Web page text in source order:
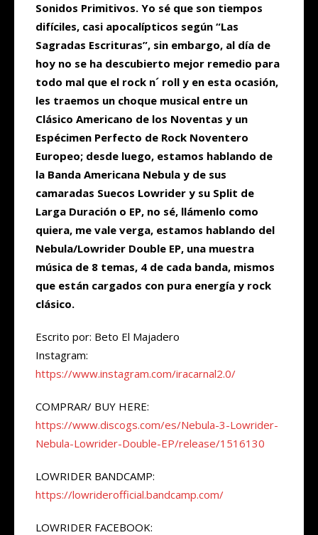
Sonidos Primitivos. Yo sé que son tiempos
difíciles, casi apocalípticos según “Las
Sagradas Escrituras”, sin embargo, al día de
hoy no se ha descubierto mejor remedio para
todo mal que el rock n´ roll y en esta ocasión,
les traemos un choque musical entre un
Clásico Americano de los Noventas y un
Espécimen Perfecto de Rock Noventero
Europeo; desde luego, estamos hablando de
la Banda Americana Nebula y de sus
camaradas Suecos Lowrider y su Split de
Larga Duración o EP, no sé, llámenlo como
quiera, me vale verga, estamos hablando del
Nebula/Lowrider Double EP, una muestra
música de 8 temas, 4 de cada banda, mismos
que están cargados con pura energía y rock
clásico.
Escrito por: Beto El Majadero
Instagram:
https://www.instagram.com/iracarnal2.0/
COMPRAR/ BUY HERE:
https://www.discogs.com/es/Nebula-3-Lowrider-
Nebula-Lowrider-Double-EP/release/1516130
LOWRIDER BANDCAMP:
https://lowriderofficial.bandcamp.com/
LOWRIDER FACEBOOK: